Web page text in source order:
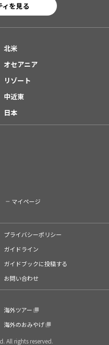
ィを見る
北米
オセアニア
リゾート
中近東
日本
マイページ
プライバシーポリシー
ガイドライン
ガイドブックに投稿する
お問い合わせ
海外ツアー
海外のおみやげ
All rights reserved.